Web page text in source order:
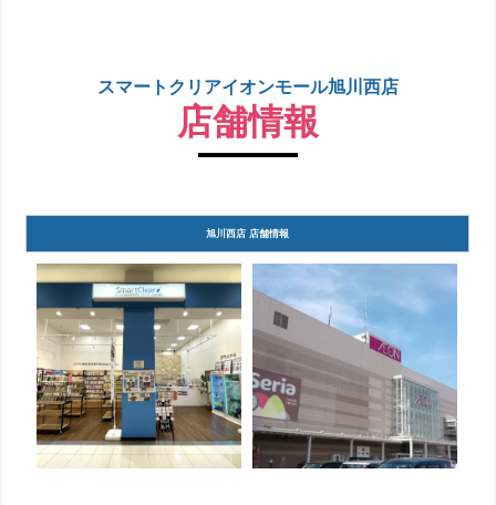
スマートクリアイオンモール旭川西店
店舗情報
旭川西店 店舗情報